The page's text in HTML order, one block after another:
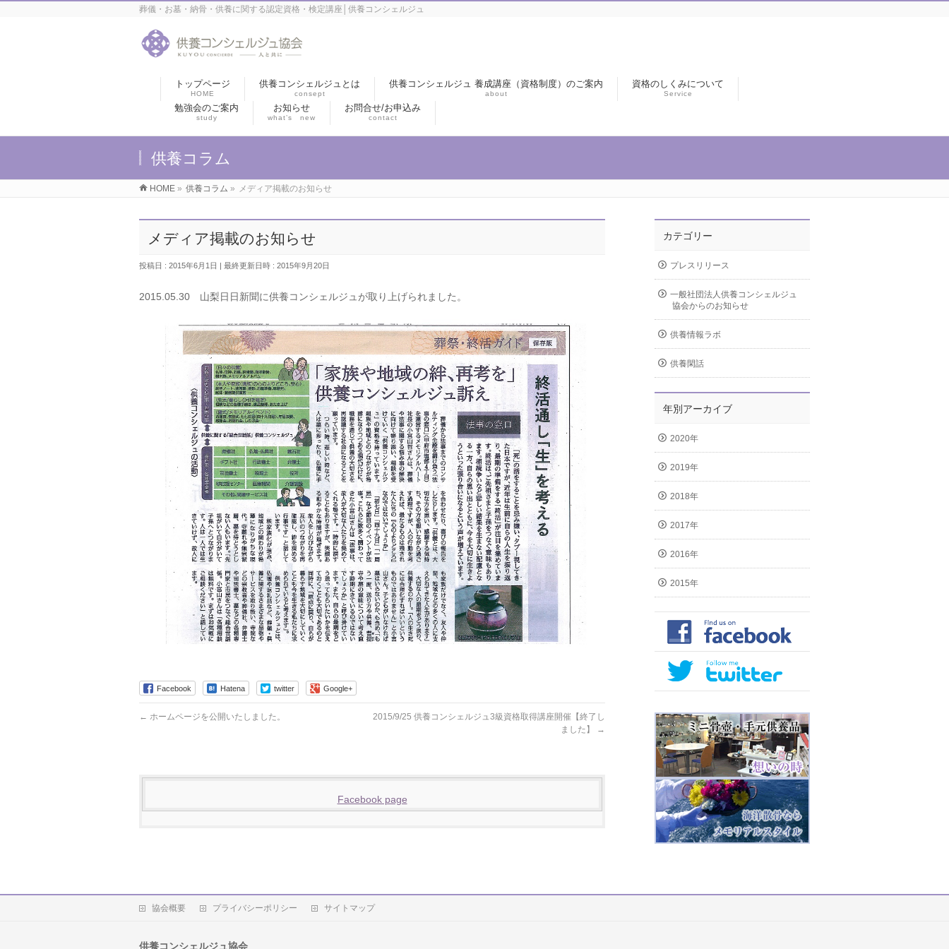
葬儀・お墓・納骨・供養に関する認定資格・検定講座│供養コンシェルジュ
トップページ
HOME
供養コンシェルジュとは
consept
供養コンシェルジュ 養成講座（資格制度）のご案内
about
資格のしくみについて
Service
勉強会のご案内
study
お知らせ
what’s new
お問合せ/お申込み
contact
供養コラム
HOME » 供養コラム » メディア掲載のお知らせ
メディア掲載のお知らせ
投稿日 : 2015年6月1日 最終更新日時 : 2015年9月20日
2015.05.30 山梨日日新聞に供養コンシェルジュが取り上げられました。
Facebook Hatena twitter Google+
← ホームページを公開いたしました。
2015/9/25 供養コンシェルジュ3級資格取得講座開催【終了し
ました】
→
Facebook page
カテゴリー
プレスリリース
一般社団法人供養コンシェルジュ
協会からのお知らせ
供養情報ラボ
供養閑話
年別アーカイブ
2020年
2019年
2018年
2017年
2016年
2015年
協会概要 プライバシーポリシー サイトマップ
供養コンシェルジュ協会